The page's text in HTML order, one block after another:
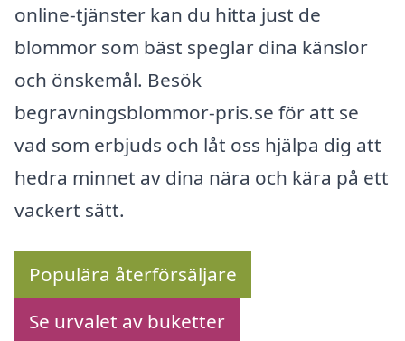
online-tjänster kan du hitta just de
blommor som bäst speglar dina känslor
och önskemål. Besök
begravningsblommor-pris.se för att se
vad som erbjuds och låt oss hjälpa dig att
hedra minnet av dina nära och kära på ett
vackert sätt.
Populära återförsäljare
Se urvalet av buketter